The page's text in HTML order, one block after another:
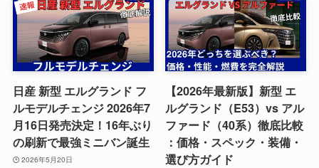
日産 新型 エルグランド フ
ルモデルチェンジ 2026年7
月16日発売決定！16年ぶり
の刷新で最強ミニバン誕生
2026年5月20日
【2026年最新版】新型 エ
ルグランド（E53）vs アル
ファード（40系）徹底比較
：価格・スペック・装備・
選び方ガイド